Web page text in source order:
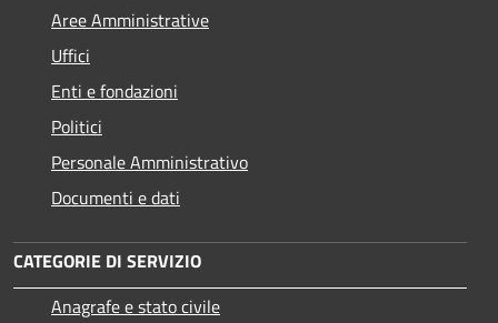
Aree Amministrative
Uffici
Enti e fondazioni
Politici
Personale Amministrativo
Documenti e dati
CATEGORIE DI SERVIZIO
Anagrafe e stato civile